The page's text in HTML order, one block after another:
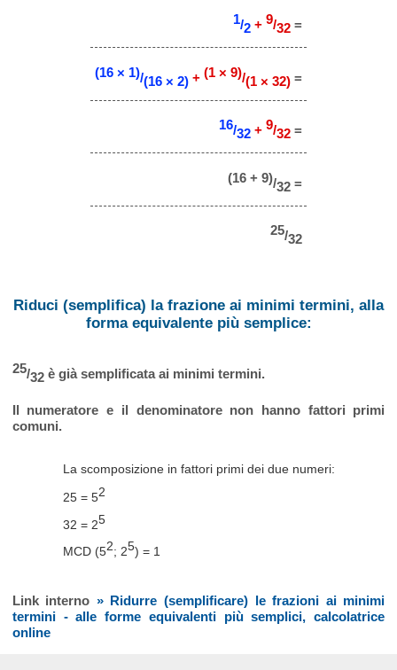
1/2 + 9/32 =
(16 × 1)/(16 × 2) + (1 × 9)/(1 × 32) =
16/32 + 9/32 =
(16 + 9)/32 =
25/32
Riduci (semplifica) la frazione ai minimi termini, alla
forma equivalente più semplice:
25/32è già semplificata ai minimi termini.
Il numeratore e il denominatore non hanno fattori primi
comuni.
La scomposizione in fattori primi dei due numeri:
25 = 52
32 = 25
MCD (52; 25) = 1
Link interno » Ridurre (semplificare) le frazioni ai minimi
termini - alle forme equivalenti più semplici, calcolatrice
online